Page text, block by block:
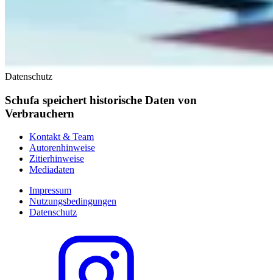
Datenschutz
Schufa speichert historische Daten von
Verbrauchern
Kontakt & Team
Autorenhinweise
Zitierhinweise
Mediadaten
Impressum
Nutzungsbedingungen
Datenschutz